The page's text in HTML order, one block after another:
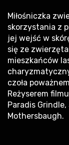
Miłośniczka
skorzystania z
jej wejść w
się ze
mieszkańców
czoła
Reżyserem
Paradis
Mothersbaugh.